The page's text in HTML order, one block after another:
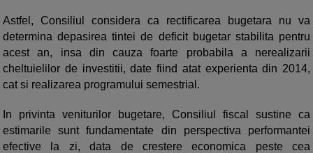
Astfel, Consiliul considera ca rectificarea bugetara nu va
determina depasirea tintei de deficit bugetar stabilita pentru
acest an, insa din cauza foarte probabila a nerealizarii
cheltuielilor de investitii, date fiind atat experienta din 2014,
cat si realizarea programului semestrial.
In privinta veniturilor bugetare, Consiliul fiscal sustine ca
estimarile sunt fundamentate din perspectiva performantei
efective la zi, data de crestere economica peste cea